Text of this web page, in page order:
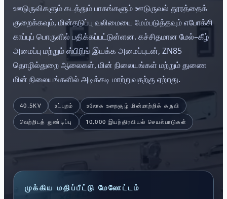
ஊடுருவிகளும் கடத்தும் பாகங்களும் ஊடுருவல் தூரத்தைக்
குறைக்கவும், மின்தடுப்பு வலிமையை மேம்படுத்தவும் எபோக்சி
காப்புப் பொருளில் பதிக்கப்பட்டுள்ளன. கச்சிதமான மேல்–கீழ்
அமைப்பு மற்றும் ஸ்பிரிங் இயக்க அமைப்புடன், ZN85
தொழில்துறை ஆலைகள், மின் நிலையங்கள் மற்றும் துணை
மின் நிலையங்களில் அடிக்கடி மாற்றுவதற்கு ஏற்றது.
40.5KV உட்புறம் உலோக உறைசூழ் மின்மாற்றிக் கருவி
வெற்றிடத் துண்டிப்பு 10,000 இயந்திரவியல் செயல்பாடுகள்
முக்கிய மதிப்பீட்டு மேலோட்டம்